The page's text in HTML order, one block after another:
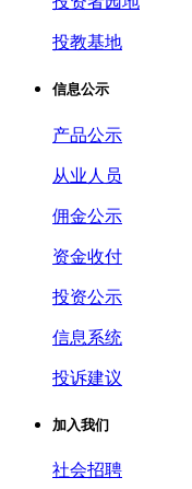
投教基地
信息公示
产品公示
从业人员
佣金公示
资金收付
投资公示
信息系统
投诉建议
加入我们
社会招聘